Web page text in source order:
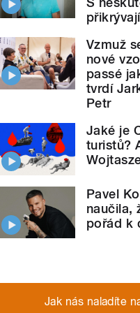
Vzmuž
nové
passé
tvrdí
Petr
Jaké je
turistů?
Pavel
naučila,
pořád k
Jak nás naladíte